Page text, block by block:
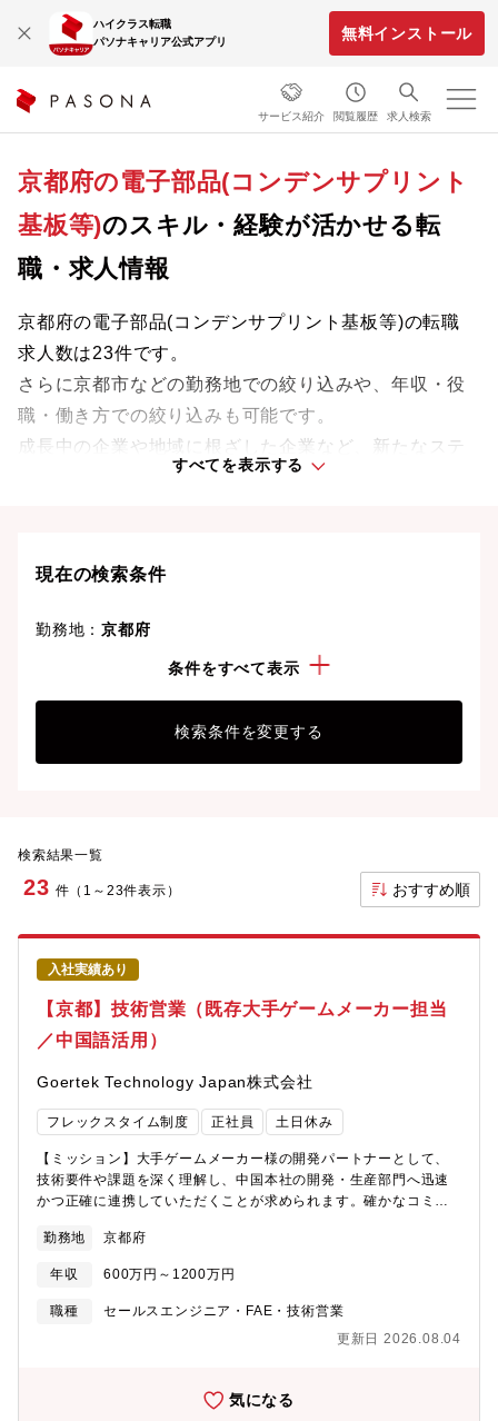
ハイクラス転職
パソナキャリア公式アプリ
無料インストール
サービス紹介 閲覧履歴 求人検索
京都府の電子部品(コンデンサプリント
基板等)のスキル・経験が活かせる転
職・求人情報
京都府の電子部品(コンデンサプリント基板等)の転職
求人数は23件です。
さらに京都市などの勤務地での絞り込みや、年収・役
職・働き方での絞り込みも可能です。
成長中の企業や地域に根ざした企業など、新たなステ
ージで活躍するチャンスを見つけましょう。
すべてを表示する
現在の検索条件
勤務地：京都府
電子部品
条件をすべて表示
検索条件を変更する
検索結果一覧
23 件（1～23件表示） おすすめ順
入社実績あり
【京都】技術営業（既存大手ゲームメーカー担当
／中国語活用）
Goertek Technology Japan株式会社
フレックスタイム制度 正社員 土日休み
【ミッション】大手ゲームメーカー様の開発パートナーとして、
技術要件や課題を深く理解し、中国本社の開発・生産部門へ迅速
かつ正確に連携していただくことが求められます。確かなコミュ
等）から、将来的な本体領域まで視野に入れた事業成長を支えて
いただきます。【主要業務】■大手ゲームメーカー向け 既存営業
窓口業務・仕様・要件ヒアリング・課題吸い上げ、改善提案・ト
ラブルシュート・調整■ODM営業（製品企画・設計段階から入り
本体関連も視野■中国本社・ベトナム開発チームとの連携・設計／
は6割程度です。■顧客訪問・来訪対応・ベンダーとの調整、コス
ト・工数削減の提案・海外出張（中国／ベトナム）：月1～2回程
勤務地 京都府
年収 600万円～1200万円
職種
セールスエンジニア・FAE・技術営業
更新日 2026.08.04
気になる